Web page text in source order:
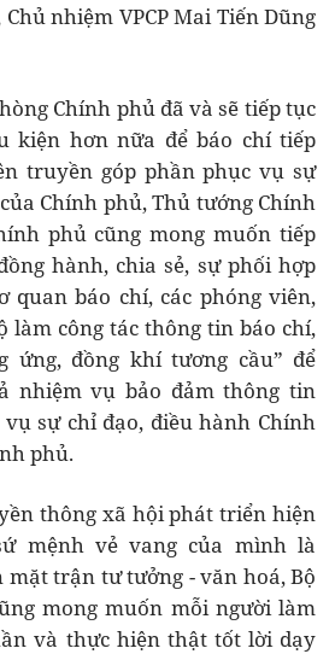
nhiệm VPCP Mai Tiến Dũng
Chính phủ đã và sẽ tiếp tục
kiện hơn nữa để báo chí tiếp
truyền góp phần phục vụ sự
Chính phủ, Thủ tướng Chính
phủ cũng mong muốn tiếp
hành, chia sẻ, sự phối hợp
quan báo chí, các phóng viên,
làm công tác thông tin báo chí,
ứng, đồng khí tương cầu” để
nhiệm vụ bảo đảm thông tin
sự chỉ đạo, điều hành Chính
phủ.
thông xã hội phát triển hiện
mệnh vẻ vang của mình là
trận tư tưởng - văn hoá, Bộ
mong muốn mỗi người làm
và thực hiện thật tốt lời dạy